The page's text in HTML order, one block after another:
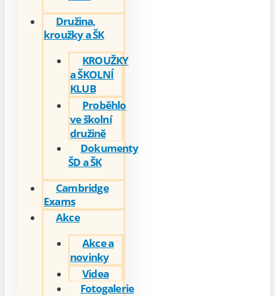
Družina,
kroužky a ŠK
KROUŽKY
a ŠKOLNÍ
KLUB
Proběhlo
ve školní
družině
Dokumenty
ŠD a ŠK
Cambridge
Exams
Akce
Akce a
novinky
Videa
Fotogalerie